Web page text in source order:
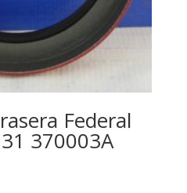
Federal
370003A